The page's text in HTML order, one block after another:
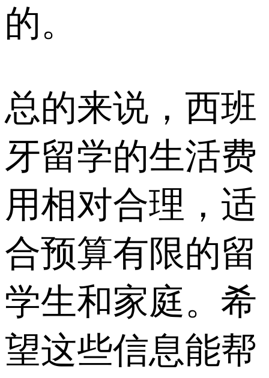
的。
总的来说，西班
牙留学的生活费
用相对合理，适
合预算有限的留
学生和家庭。希
望这些信息能帮